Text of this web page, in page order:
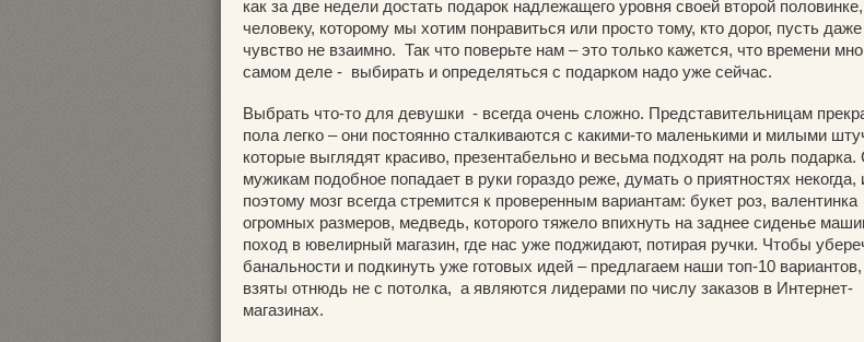
как за две недели достать подарок надлежащего уровня своей второй половинке,
человеку, которому мы хотим понравиться или просто тому, кто дорог, пусть
чувство не взаимно. Так что поверьте нам – это только кажется, что времени
самом деле - выбирать и определяться с подарком надо уже сейчас.
Выбрать что-то для девушки - всегда очень сложно. Представительницам
пола легко – они постоянно сталкиваются с какими-то маленькими и милыми
которые выглядят красиво, презентабельно и весьма подходят на роль
мужикам подобное попадает в руки гораздо реже, думать о приятностях некогда,
поэтому мозг всегда стремится к проверенным вариантам: букет роз, валентинка
огромных размеров, медведь, которого тяжело впихнуть на заднее сиденье
поход в ювелирный магазин, где нас уже поджидают, потирая ручки. Чтобы
банальности и подкинуть уже готовых идей – предлагаем наши топ-10
взяты отнюдь не с потолка, а являются лидерами по числу заказов в Интернет-
магазинах.